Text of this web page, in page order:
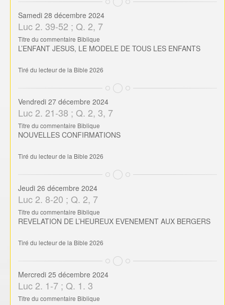
Samedi 28 décembre 2024
Luc 2. 39-52 ; Q. 2, 7
Titre du commentaire Biblique
L’ENFANT JESUS, LE MODELE DE TOUS LES ENFANTS
Tiré du lecteur de la Bible 2026
Vendredi 27 décembre 2024
Luc 2. 21-38 ; Q. 2, 3, 7
Titre du commentaire Biblique
NOUVELLES CONFIRMATIONS
Tiré du lecteur de la Bible 2026
Jeudi 26 décembre 2024
Luc 2. 8-20 ; Q. 2, 7
Titre du commentaire Biblique
REVELATION DE L’HEUREUX EVENEMENT AUX BERGERS
Tiré du lecteur de la Bible 2026
Mercredi 25 décembre 2024
Luc 2. 1-7 ; Q. 1. 3
Titre du commentaire Biblique